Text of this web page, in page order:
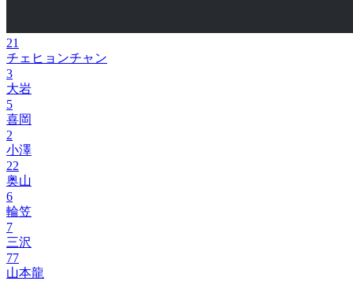
21
チェヒョンチャン
3
大岩
5
喜岡
2
小澤
22
奥山
6
輪笠
7
三沢
77
山本龍